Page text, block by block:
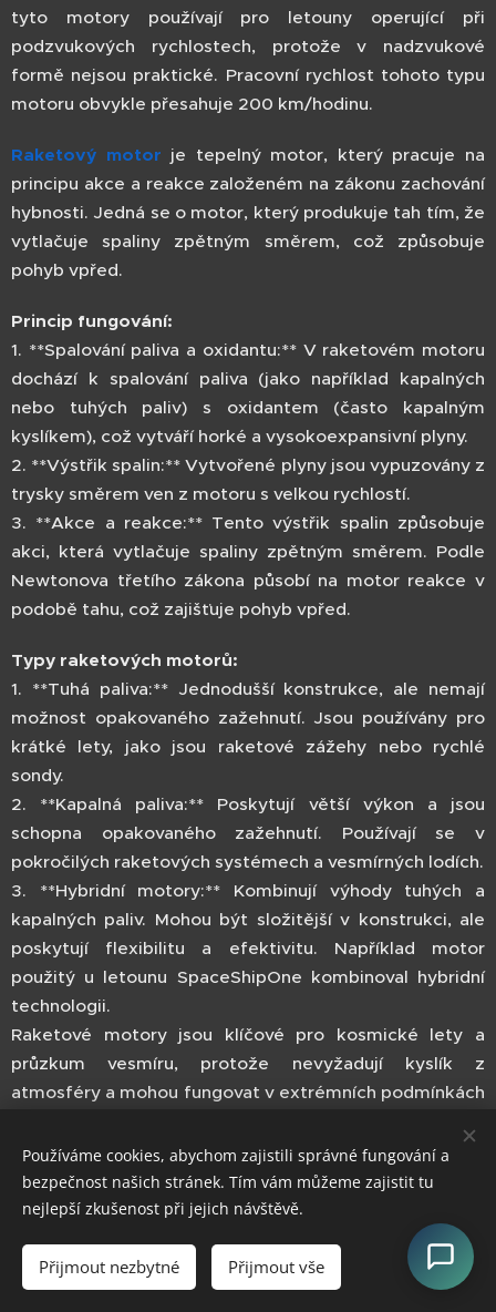
tyto motory používají pro letouny operující při
podzvukových rychlostech, protože v nadzvukové
formě nejsou praktické. Pracovní rychlost tohoto typu
motoru obvykle přesahuje 200 km/hodinu.
Raketový motor je tepelný motor, který pracuje na
principu akce a reakce založeném na zákonu zachování
hybnosti. Jedná se o motor, který produkuje tah tím, že
vytlačuje spaliny zpětným směrem, což způsobuje
pohyb vpřed.
Princip fungování:
1. **Spalování paliva a oxidantu:** V raketovém motoru
dochází k spalování paliva (jako například kapalných
nebo tuhých paliv) s oxidantem (často kapalným
kyslíkem), což vytváří horké a vysokoexpansivní plyny.
2. **Výstřik spalin:** Vytvořené plyny jsou vypuzovány z
trysky směrem ven z motoru s velkou rychlostí.
3. **Akce a reakce:** Tento výstřik spalin způsobuje
akci, která vytlačuje spaliny zpětným směrem. Podle
Newtonova třetího zákona působí na motor reakce v
podobě tahu, což zajišťuje pohyb vpřed.
Typy raketových motorů:
1. **Tuhá paliva:** Jednodušší konstrukce, ale nemají
možnost opakovaného zažehnutí. Jsou používány pro
krátké lety, jako jsou raketové zážehy nebo rychlé
sondy.
2. **Kapalná paliva:** Poskytují větší výkon a jsou
schopna opakovaného zažehnutí. Používají se v
pokročilých raketových systémech a vesmírných lodích.
3. **Hybridní motory:** Kombinují výhody tuhých a
kapalných paliv. Mohou být složitější v konstrukci, ale
poskytují flexibilitu a efektivitu. Například motor
použitý u letounu SpaceShipOne kombinoval hybridní
technologii.
Raketové motory jsou klíčové pro kosmické lety a
průzkum vesmíru, protože nevyžadují kyslík z
atmosféry a mohou fungovat v extrémních podmínkách
Používáme cookies, abychom zajistili správné fungování a
bezpečnost našich stránek. Tím vám můžeme zajistit tu
nejlepší zkušenost při jejich návštěvě.
Přijmout nezbytné Přijmout vše